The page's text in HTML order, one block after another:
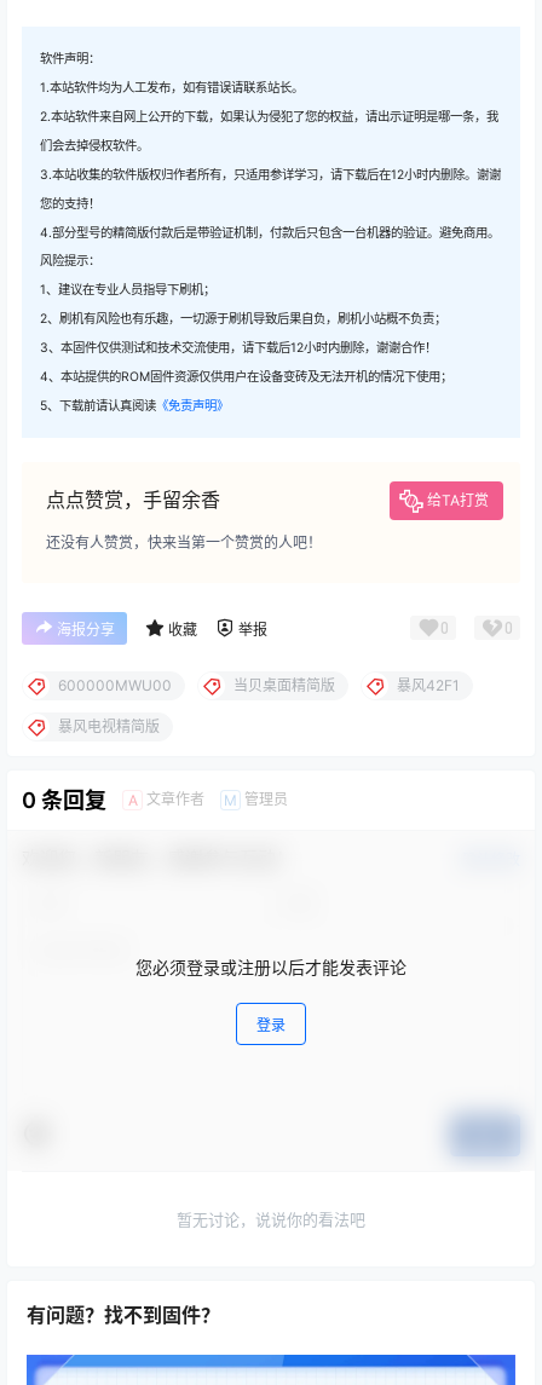
软件声明：
1.本站软件均为人工发布，如有错误请联系站长。
2.本站软件来自网上公开的下载，如果认为侵犯了您的权益，请出示证明是哪一条，我
们会去掉侵权软件。
3.本站收集的软件版权归作者所有，只适用参详学习，请下载后在12小时内删除。谢谢
您的支持！
4.部分型号的精简版付款后是带验证机制，付款后只包含一台机器的验证。避免商用。
风险提示：
1、建议在专业人员指导下刷机；
2、刷机有风险也有乐趣，一切源于刷机导致后果自负，刷机小站概不负责；
3、本固件仅供测试和技术交流使用，请下载后12小时内删除，谢谢合作！
4、本站提供的ROM固件资源仅供用户在设备变砖及无法开机的情况下使用；
5、下载前请认真阅读 《免责声明》
点点赞赏，手留余香 给TA打赏
还没有人赞赏，快来当第一个赞赏的人吧！
海报分享 收藏 举报 0 0
600000MWU00 当贝桌面精简版 暴风42F1
暴风电视精简版
0 条回复 A 文章作者 M 管理员
您必须登录或注册以后才能发表评论
登录
暂无讨论，说说你的看法吧
有问题？找不到固件？